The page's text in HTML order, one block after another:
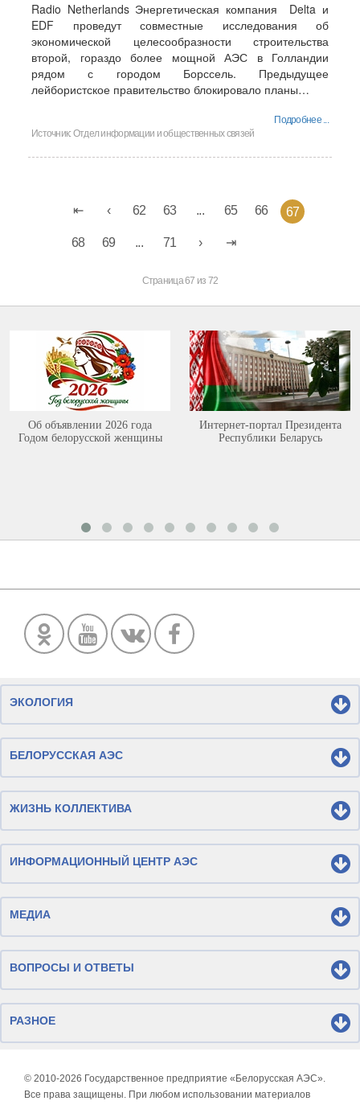
Radio Netherlands Энергетическая компания Delta и
EDF проведут совместные исследования об
экономической целесообразности строительства
второй, гораздо более мощной АЭС в Голландии
рядом с городом Борссель. Предыдущее
лейбористское правительство блокировало планы…
Подробнее ...
Источник:Отдел информации и общественных связей
62 63 ... 65 66 67
68 69 ... 71
Страница 67 из 72
Об объявлении 2026 года
Годом белорусской женщины
Интернет-портал Президента
Республики Беларусь
ЭКОЛОГИЯ
БЕЛОРУССКАЯ АЭС
ЖИЗНЬ КОЛЛЕКТИВА
ИНФОРМАЦИОННЫЙ ЦЕНТР АЭС
МЕДИА
ВОПРОСЫ И ОТВЕТЫ
РАЗНОЕ
© 2010-2026 Государственное предприятие «Белорусская АЭС».
Все права защищены. При любом использовании материалов